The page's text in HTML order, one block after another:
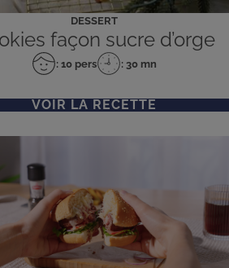
DESSERT
façon sucre d’orge
Nombre
personnes
: 10 pers
Temps
préparation
: 30 mn
VOIR LA RECETTE